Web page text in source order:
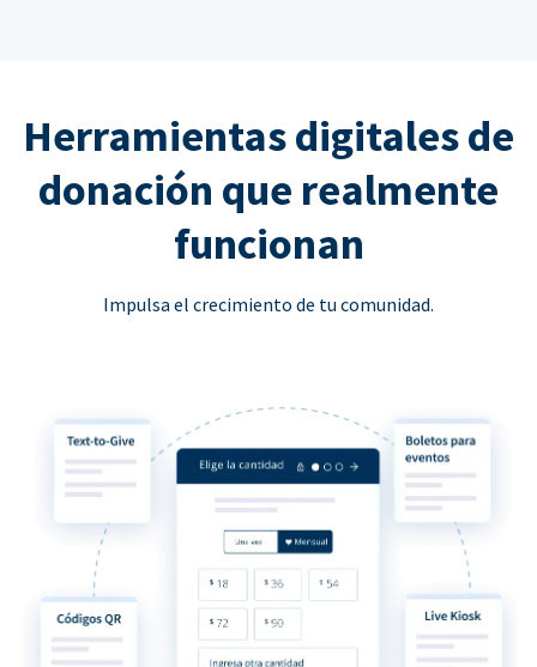
Herramientas digitales de
donación que realmente
funcionan
Impulsa el crecimiento de tu comunidad.